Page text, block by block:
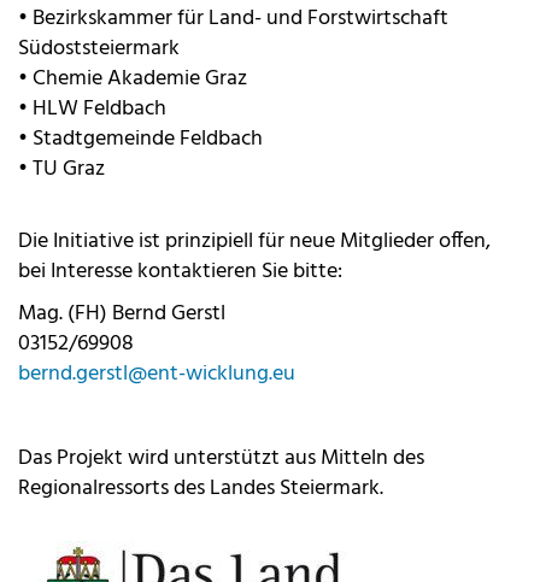
• Bezirkskammer für Land- und Forstwirtschaft
Südoststeiermark
• Chemie Akademie Graz
• HLW Feldbach
• Stadtgemeinde Feldbach
• TU Graz
Die Initiative ist prinzipiell für neue Mitglieder offen,
bei Interesse kontaktieren Sie bitte:
Mag. (FH) Bernd Gerstl
03152/69908
bernd.gerstl@ent-wicklung.eu
Das Projekt wird unterstützt aus Mitteln des
Regionalressorts des Landes Steiermark.